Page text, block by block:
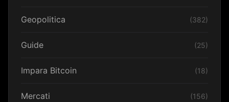
Geopolitica (382)
Guide (25)
Impara Bitcoin (18)
Mercati (156)